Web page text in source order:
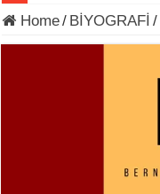
Home/ BİYOGRAFİ /